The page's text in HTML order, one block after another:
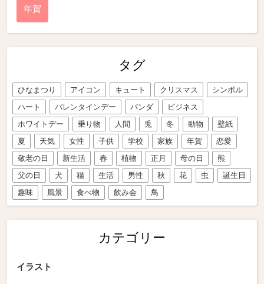
年賀
タグ
ひなまつり アイコン キュート クリスマス
シンボル
ハート
バレンタインデー パンダ
ビジネス
ホワイトデー
乗り物 人間 兎 冬 動物
壁紙
夏
天気 女性 子供 学校 家族 年賀
恋愛
敬老の日
新生活 春 植物 正月 母の日
熊
父の日
犬 猫 生活 男性 秋 花 虫
誕生日
趣味
風景 食べ物 飲み会 鳥
カテゴリー
イラスト